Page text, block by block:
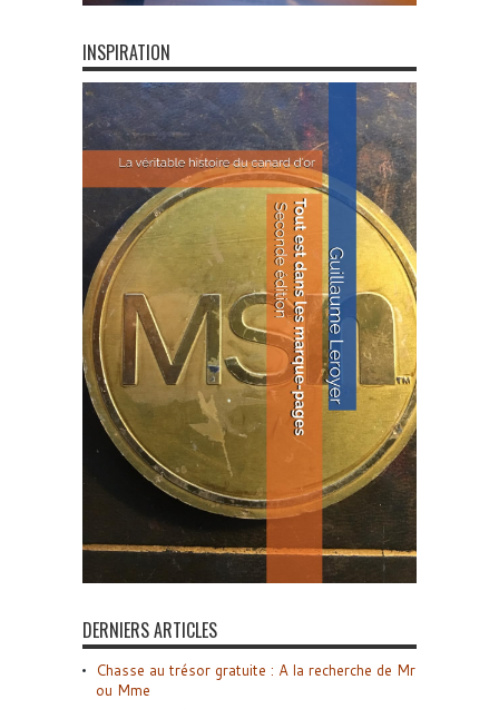
INSPIRATION
DERNIERS ARTICLES
Chasse au trésor gratuite : A la recherche de Mr
ou Mme